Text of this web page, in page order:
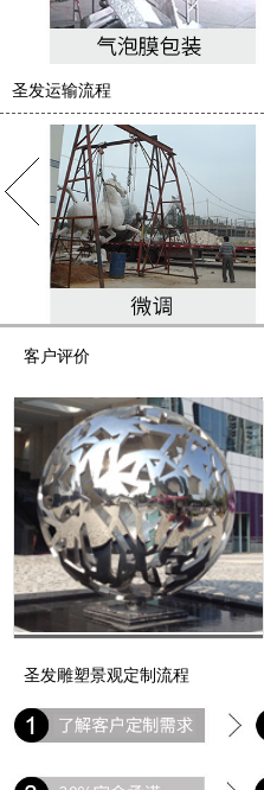
圣发运输流程
客户评价
圣发雕塑景观定制流程